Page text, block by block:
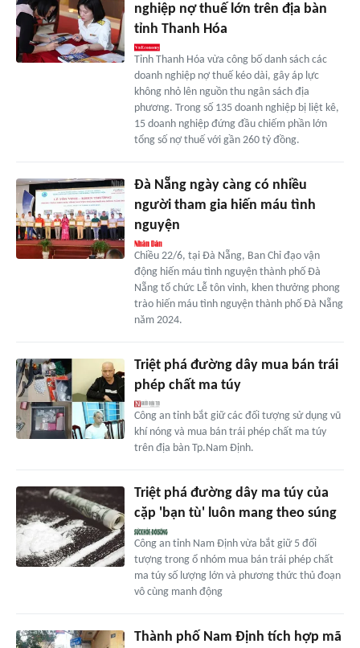
nghiệp nợ thuế lớn trên địa bàn
tỉnh Thanh Hóa
Tỉnh Thanh Hóa vừa công bố danh sách các
doanh nghiệp nợ thuế kéo dài, gây áp lực
không nhỏ lên nguồn thu ngân sách địa
phương. Trong số 135 doanh nghiệp bị liệt kê,
15 doanh nghiệp đứng đầu chiếm phần lớn
tổng số nợ thuế với gần 260 tỷ đồng.
Đà Nẵng ngày càng có nhiều
người tham gia hiến máu tình
nguyện
Chiều 22/6, tại Đà Nẵng, Ban Chỉ đạo vận
động hiến máu tình nguyện thành phố Đà
Nẵng tổ chức Lễ tôn vinh, khen thưởng phong
trào hiến máu tình nguyện thành phố Đà Nẵng
năm 2024.
Triệt phá đường dây mua bán trái
phép chất ma túy
Công an tỉnh bắt giữ các đối tượng sử dụng vũ
khí nóng và mua bán trái phép chất ma túy
trên địa bàn Tp.Nam Định.
Triệt phá đường dây ma túy của
cặp 'bạn tù' luôn mang theo súng
Công an tỉnh Nam Định vừa bắt giữ 5 đối
tượng trong ổ nhóm mua bán trái phép chất
ma túy số lượng lớn và phương thức thủ đoạn
vô cùng manh động
Thành phố Nam Định tích hợp mã